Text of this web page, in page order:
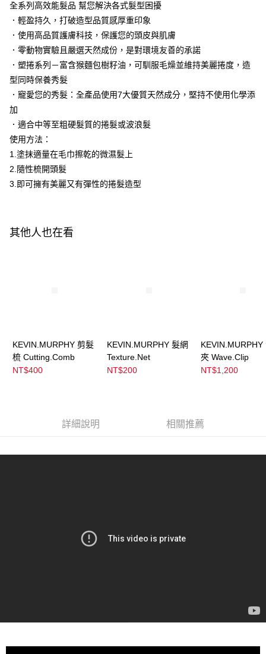
１．簡單：不需註冊會員、不需綁卡、不需儲值。
２．便利：只要手機號碼，簡訊認證，即可結帳。
３．安心：先確認商品／服務後，再付款。
【「AFTEE先享後付」結帳流程】
１．於結帳方式選擇「AFTEE先享後付」後，將跳轉至「AFTEE先享後付」
２．訂單成立數日內，您將收到繳費通知簡訊。
３．收到繳費通知簡訊後14天內，點擊此簡訊中的連結，可透過四大超商／
ATM／網路銀行／等多元方式進行付款，方視為交易完成。
※ 請注意：結帳手續完成當下不需立刻繳費，但若您需要取消訂單，請聯絡
購買商品的店家。未經商家同意取消之訂單仍視為有效，需透過AFTEE先享
後付繳納相關費用。
※ 交易是否成功請以「AFTEE先享後付 」之結帳頁面顯示為準，若有關於
是否繳費成功／繳費後需取消欲退款等相關疑問，請聯繫「AFTEE先享後付
客戶支援中心」https://netprotections.freshdesk.com/support/home
２．關於個人資料處理事宜，請瀏覽以下網址：
付款後全家取貨
付款後萊爾富取貨
每筆NT$100，滿NT$3,000(含以上)免運費
付款後7-11取貨
每筆NT$100，滿NT$3,000(含以上)免運費
宅配
每筆NT$120，滿NT$3,000(含以上)免運費
宅配-離島
每筆NT$320，滿NT$3,000(含以上)免運費
全系列高效能髮品 幫您解決各式髮型困擾
．輕盈持久，打破造型品質感厚重印象
．使用高品質護膚科技，保護您的頭皮與肌膚
．零動物實驗且嚴選天然成份，是對環境友善的承諾
．塑捲系列－富含猴麵包樹籽油，可馴服毛燥並維持美麗捲度，造
型同時保養秀髮
．寵愛您的秀髮：全產品使用7大優質天然成分，堅持不使用化學添
加
．適合中等至粗硬髮質的捲髮或波浪髮
使用方法：
1.塗抹適量在毛巾擦乾的微濕髮上
2.隨性梳開頭髮
3.即可擁有美麗又有彈性的捲髮造型
其他人也在看
KEVIN.MURPHY 剪髮
梳 Cutting.Comb
NT$400
KEVIN.MURPHY 髮網
Texture.Net
NT$200
KEVIN.MURPHY
夾 Wave.Clip
NT$1,200
詳細說明 相關推薦